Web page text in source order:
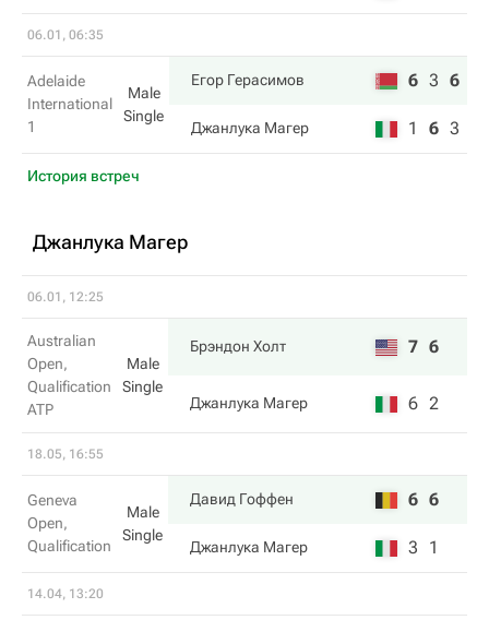
06.01, 06:35
Adelaide
International
1
Male
Single
Егор Герасимов 6 3 6
Джанлука Магер 1 6 3
История встреч
Джанлука Магер
06.01, 12:25
Australian
Open,
Qualification
ATP
Male
Single
Брэндон Холт 7 6
Джанлука Магер 6 2
18.05, 16:55
Geneva
Open,
Qualification
Male
Single
Давид Гоффен 6 6
Джанлука Магер 3 1
14.04, 13:20